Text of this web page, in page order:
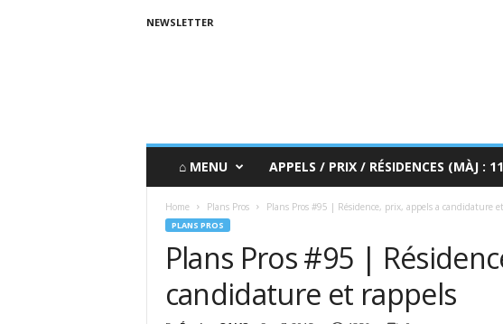
NEWSLETTER
⌂ MENU APPELS / PRIX / RÉSIDENCES (MÀJ :
Home Plans Pros Plans Pros #95 | Résidence, prix, appels a candidature
PLANS PROS
Plans Pros #95 |
candidature et rappels